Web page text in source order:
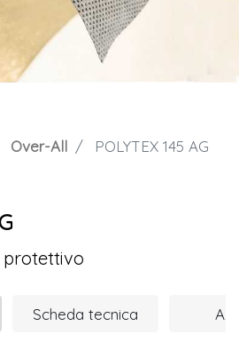
Over-All POLYTEX 145 AG
protettivo
Scheda tecnica